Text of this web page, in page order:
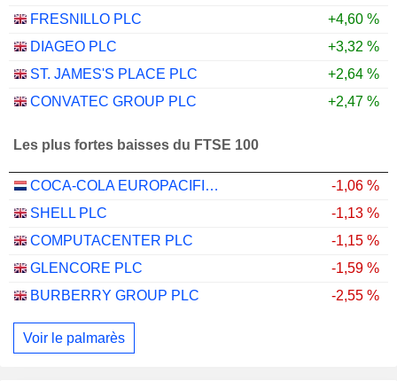
FRESNILLO PLC
+4,60 %
DIAGEO PLC
+3,32 %
ST. JAMES'S PLACE PLC
+2,64 %
CONVATEC GROUP PLC
+2,47 %
Les plus fortes baisses du FTSE 100
COCA-COLA EUROPACIFIC PARTNERS PLC
-1,06 %
SHELL PLC
-1,13 %
COMPUTACENTER PLC
-1,15 %
GLENCORE PLC
-1,59 %
BURBERRY GROUP PLC
-2,55 %
Voir le palmarès